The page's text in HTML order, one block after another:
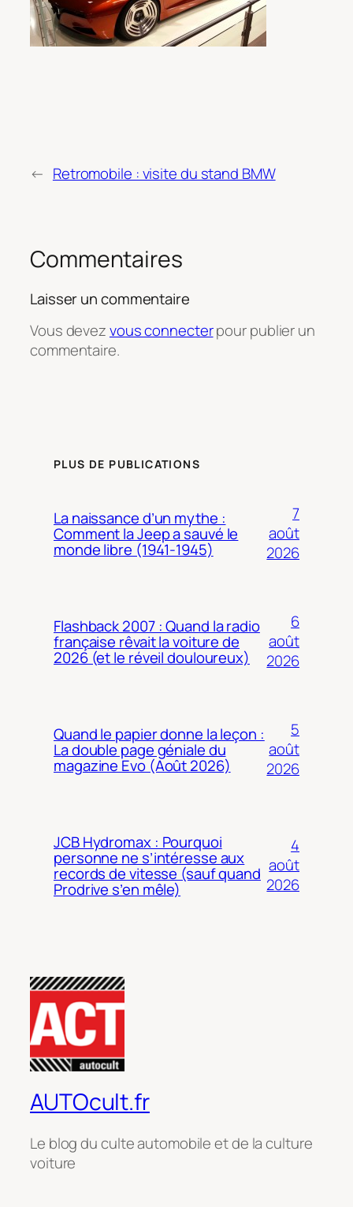
← Retromobile : visite du stand BMW
Commentaires
Laisser un commentaire
Vous devezvous connecterpour publier un
commentaire.
PLUS DE PUBLICATIONS
La naissance d’un mythe :
Comment la Jeep a sauvé le
monde libre (1941-1945)
7
août
2026
Flashback 2007 : Quand la radio
française rêvait la voiture de
2026 (et le réveil douloureux)
6
août
2026
Quand le papier donne la leçon :
La double page géniale du
magazine Evo (Août 2026)
5
août
2026
JCB Hydromax : Pourquoi
personne ne s’intéresse aux
records de vitesse (sauf quand
Prodrive s’en mêle)
4
août
2026
AUTOcult.fr
Le blog du culte automobile et de la culture
voiture